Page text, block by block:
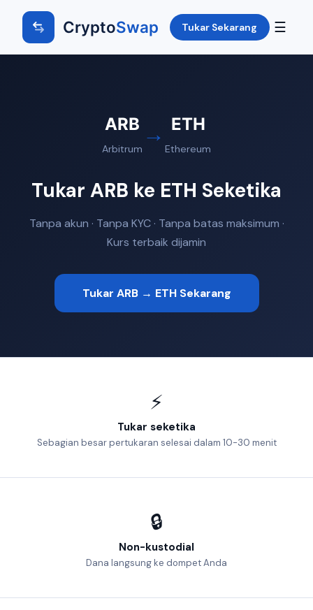
CryptoSwap Tukar Sekarang ☰
ARB
Arbitrum
→ ETH
Ethereum
Tukar ARB ke ETH Seketika
Tanpa akun · Tanpa KYC · Tanpa batas maksimum ·
Kurs terbaik dijamin
Tukar ARB → ETH Sekarang
⚡
Tukar seketika
Sebagian besar pertukaran selesai dalam 10-30 menit
🔒
Non-kustodial
Dana langsung ke dompet Anda